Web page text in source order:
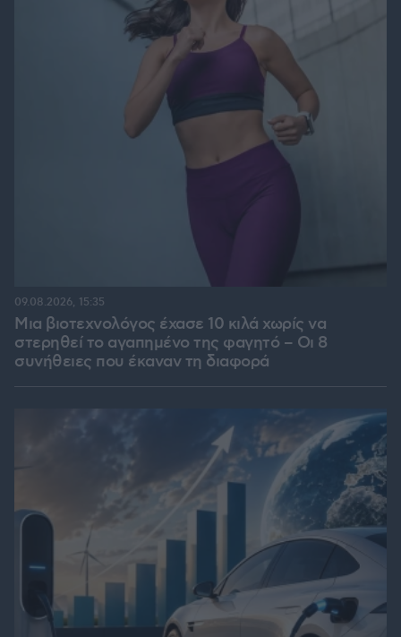
Μια βιοτεχνολόγος έχασε 10 κιλά χωρίς να
στερηθεί το αγαπημένο της φαγητό – Οι 8
συνήθειες που έκαναν τη διαφορά
09.08.2026, 15:35